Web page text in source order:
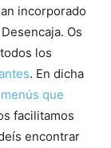
incorporado
Os
los
. En dicha
menús que
facilitamos
encontrar